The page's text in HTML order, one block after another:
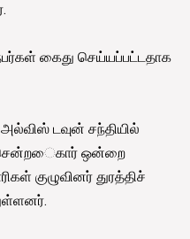
கைது செய்யப்பட்டதாக
டவுன் சந்தியில்
சென்ற​ைகார் ஒன்றை
குழுவினர் துரத்திச்